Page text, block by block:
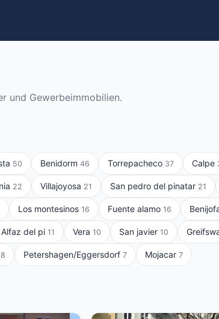
und Gewerbeimmobilien.
50 Benidorm 46 Torrepacheco 37 Calpe
22 Villajoyosa 21 San pedro del pinatar 21
Los montesinos 16 Fuente alamo 16
Alfaz del pi 11 Vera 10 San javier 10
8 Petershagen/Eggersdorf 7 Mojacar 7